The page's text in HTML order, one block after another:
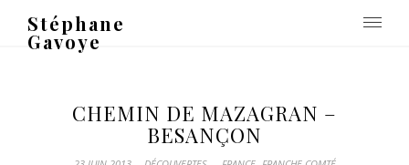
Stéphane
Gavoye
CHEMIN DE MAZAGRAN –
BESANÇON